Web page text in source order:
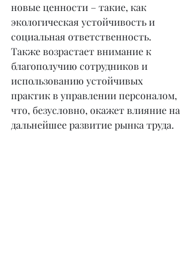
новые ценности – такие, как
экологическая устойчивость и
социальная ответственность.
Также возрастает внимание к
благополучию сотрудников и
использованию устойчивых
практик в управлении персоналом,
что, безусловно, окажет влияние на
дальнейшее развитие рынка труда.